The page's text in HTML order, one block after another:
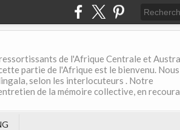
de l'Afrique Centrale et
partie de l'Afrique est le bienvenu.
selon les interlocuteurs . Notre
de la mémoire collective, en